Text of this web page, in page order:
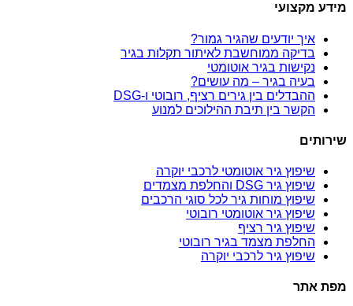
מידע מקצועי
איך יודעים שהגיר גמור?
בדיקה ממוחשבת לאיתור תקלות בגיר
נקישות בגיר אוטומטי
בעיה בגיר – מה עושים?
ההבדלים בין גירים רציף, רובוטי ו-DSG
הקשר בין תיבת ההילוכים למנוע
שירותים
שיפוץ גיר אוטומטי לרכבי יוקרה
שיפוץ גיר DSG והחלפת מצמדים
שיפוץ מוחות גיר לכל סוגי הרכבים
שיפוץ גיר אוטומטי רובוטי
שיפוץ גיר רציף
החלפת מצמד בגיר רובוטי
שיפוץ גיר לרכבי יוקרה
מפת אתר